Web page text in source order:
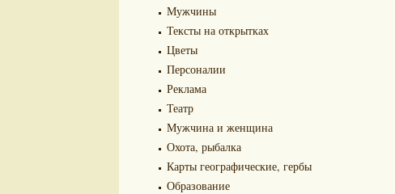
Мужчины
Тексты на открытках
Цветы
Персоналии
Реклама
Театр
Мужчина и женщина
Охота, рыбалка
Карты географические, гербы
Образование